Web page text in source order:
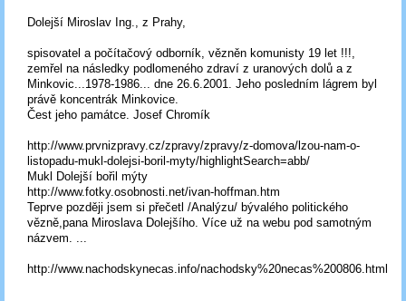
Dolejší Miroslav Ing., z Prahy,
spisovatel a počítačový odborník, vězněn komunisty 19 let !!!,
zemřel na následky podlomeného zdraví z uranových dolů a z
Minkovic...1978-1986... dne 26.6.2001. Jeho posledním lágrem byl
právě koncentrák Minkovice.
Čest jeho památce. Josef Chromík
http://www.prvnizpravy.cz/zpravy/zpravy/z-domova/lzou-nam-o-
listopadu-mukl-dolejsi-boril-myty/highlightSearch=abb/
Mukl Dolejší bořil mýty
http://www.fotky.osobnosti.net/ivan-hoffman.htm
Teprve později jsem si přečetl /Analýzu/ bývalého politického
vězně,pana Miroslava Dolejšího. Více už na webu pod samotným
názvem. ...
http://www.nachodskynecas.info/nachodsky%20necas%200806.html